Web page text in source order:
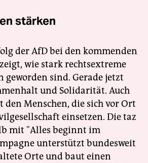
stärken
der AfD bei den kommenden
wie stark rechtsextreme
geworden sind. Gerade jetzt
und Solidarität. Auch
Menschen, die sich vor Ort
einsetzen. Die taz
mit "Alles beginnt im
unterstützt bundesweit
Orte und baut einen